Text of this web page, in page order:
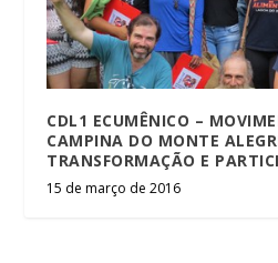
CDL1 ECUMÊNICO –
CAMPINA DO MONTE
TRANSFORMAÇÃO E
15 de março de 2016